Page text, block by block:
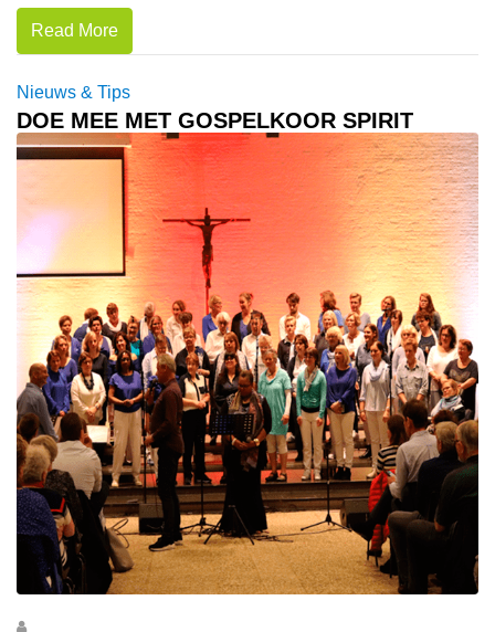
Read More
Nieuws & Tips
DOE MEE MET GOSPELKOOR SPIRIT